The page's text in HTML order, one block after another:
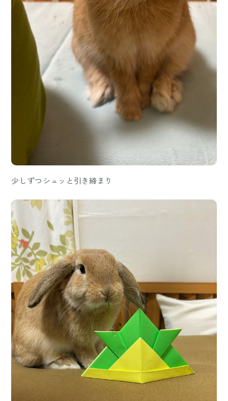
少しずつシュッと引き締まり